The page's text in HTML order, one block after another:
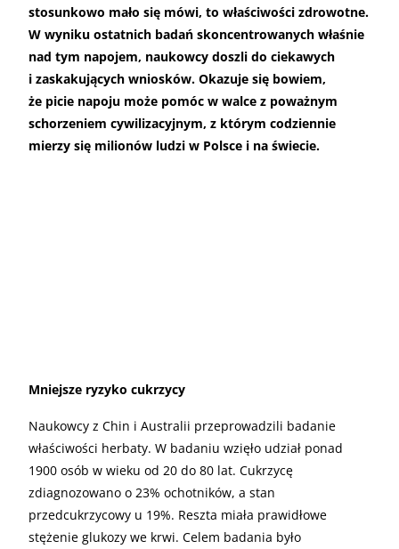
stosunkowo mało się mówi, to właściwości zdrowotne.
W wyniku ostatnich badań skoncentrowanych właśnie
nad tym napojem, naukowcy doszli do ciekawych
i zaskakujących wniosków. Okazuje się bowiem,
że picie napoju może pomóc w walce z poważnym
schorzeniem cywilizacyjnym, z którym codziennie
mierzy się milionów ludzi w Polsce i na świecie.
Mniejsze ryzyko cukrzycy
Naukowcy z Chin i Australii przeprowadzili badanie
właściwości herbaty. W badaniu wzięło udział ponad
1900 osób w wieku od 20 do 80 lat. Cukrzycę
zdiagnozowano o 23% ochotników, a stan
przedcukrzycowy u 19%. Reszta miała prawidłowe
stężenie glukozy we krwi. Celem badania było